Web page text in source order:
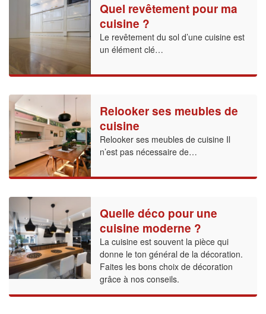
Quel revêtement pour ma
cuisine ?
Le revêtement du sol d’une cuisine est
un élément clé…
Relooker ses meubles de
cuisine
Relooker ses meubles de cuisine Il
n’est pas nécessaire de…
Quelle déco pour une
cuisine moderne ?
La cuisine est souvent la pièce qui
donne le ton général de la décoration.
Faites les bons choix de décoration
grâce à nos conseils.